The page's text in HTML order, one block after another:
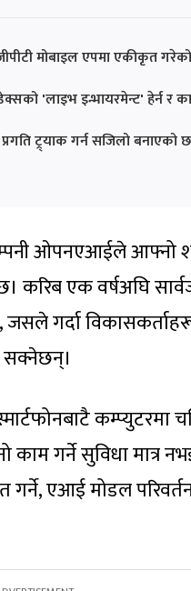
मोबाइल एपमा एकीकृत
'लाइभ इन्भायरमेन्ट' हेर्न र
ट्र्याक गर्न सजिलो बनाएको
ओपनएआईले आफ्नो
करिब एक वर्षअघि
जसले गर्दा
सक्नेछन्।
गर्ने सुविधा मात्र
एआई मोडल